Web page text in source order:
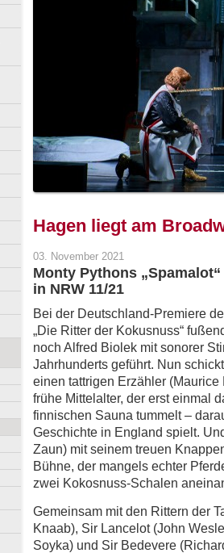
Hagen liegt am
03. November 2021
Monty Pythons
in NRW 11/21
Bei der Deutschland-Premiere
„Die Ritter der Kokusnuss“
noch Alfred Biolek mit sonorer
Jahrhunderts geführt. Nun
einen tattrigen Erzähler
frühe Mittelalter, der erst einmal
finnischen Sauna tummelt –
Geschichte in England spielt.
Zaun) mit seinem treuen
Bühne, der mangels echter
zwei Kokosnuss-Schalen
Gemeinsam mit den Rittern der
Knaab), Sir Lancelot (John
Soyka) und Sir Bedevere